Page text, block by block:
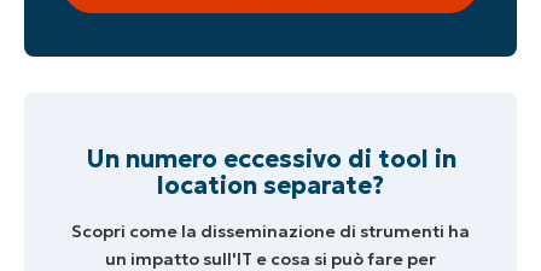
Un numero eccessivo di tool in
location separate?
Scopri come la disseminazione di strumenti ha
un impatto sull'IT e cosa si può fare per